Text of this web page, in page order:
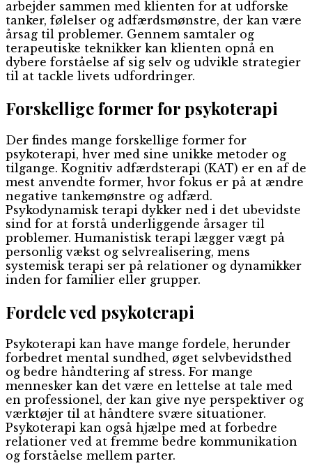
arbejder sammen med klienten for at udforske
tanker, følelser og adfærdsmønstre, der kan være
årsag til problemer. Gennem samtaler og
terapeutiske teknikker kan klienten opnå en
dybere forståelse af sig selv og udvikle strategier
til at tackle livets udfordringer.
Forskellige former for psykoterapi
Der findes mange forskellige former for
psykoterapi, hver med sine unikke metoder og
tilgange. Kognitiv adfærdsterapi (KAT) er en af de
mest anvendte former, hvor fokus er på at ændre
negative tankemønstre og adfærd.
Psykodynamisk terapi dykker ned i det ubevidste
sind for at forstå underliggende årsager til
problemer. Humanistisk terapi lægger vægt på
personlig vækst og selvrealisering, mens
systemisk terapi ser på relationer og dynamikker
inden for familier eller grupper.
Fordele ved psykoterapi
Psykoterapi kan have mange fordele, herunder
forbedret mental sundhed, øget selvbevidsthed
og bedre håndtering af stress. For mange
mennesker kan det være en lettelse at tale med
en professionel, der kan give nye perspektiver og
værktøjer til at håndtere svære situationer.
Psykoterapi kan også hjælpe med at forbedre
relationer ved at fremme bedre kommunikation
og forståelse mellem parter.